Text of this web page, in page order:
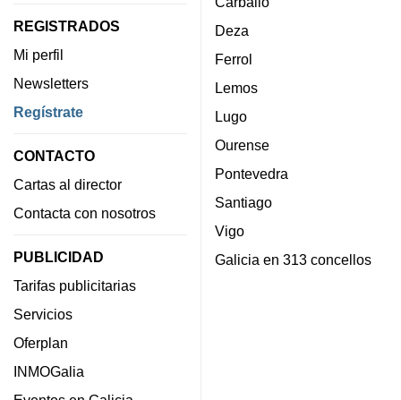
REGISTRADOS
Mi perfil
Newsletters
Regístrate
CONTACTO
Cartas al director
Contacta con nosotros
PUBLICIDAD
Tarifas publicitarias
Servicios
Oferplan
INMOGalia
Deza
Ferrol
Lemos
Lugo
Ourense
Pontevedra
Santiago
Vigo
Galicia en 313 concellos